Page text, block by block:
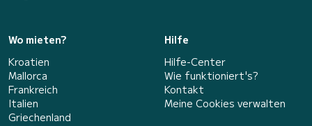
Wo mieten?
Kroatien
Mallorca
Frankreich
Italien
Griechenland
Hilfe
Hilfe-Center
Wie funktioniert's?
Kontakt
Meine Cookies verwalten